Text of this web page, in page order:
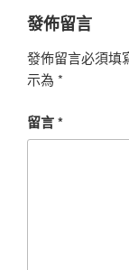
發佈留言
發佈留言必須填
示為 *
留言*